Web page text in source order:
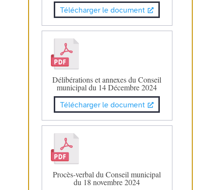
Télécharger le document
Délibérations et annexes du Conseil
municipal du 14 Décembre 2024
Télécharger le document
Procès-verbal du Conseil municipal
du 18 novembre 2024